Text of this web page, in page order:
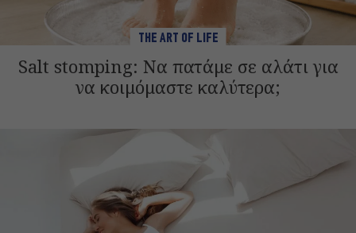
THE ART OF LIFE
Salt stomping: Να πατάμε σε αλάτι για
να κοιμόμαστε καλύτερα;